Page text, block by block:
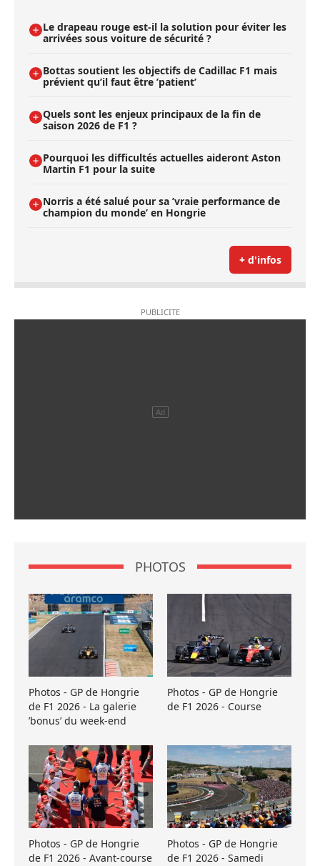
Le drapeau rouge est-il la solution pour éviter les
arrivées sous voiture de sécurité ?
Bottas soutient les objectifs de Cadillac F1 mais
prévient qu’il faut être ’patient’
Quels sont les enjeux principaux de la fin de
saison 2026 de F1 ?
Pourquoi les difficultés actuelles aideront Aston
Martin F1 pour la suite
Norris a été salué pour sa ’vraie performance de
champion du monde’ en Hongrie
+ d'infos
PHOTOS
Photos - GP de Hongrie
de F1 2026 - La galerie
’bonus’ du week-end
Photos - GP de Hongrie
de F1 2026 - Course
Photos - GP de Hongrie
de F1 2026 - Avant-course
Photos - GP de Hongrie
de F1 2026 - Samedi